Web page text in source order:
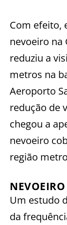
Com efeito,
nevoeiro na
reduziu a
metros na
Aeroporto
redução de
chegou a
nevoeiro
região
Um estudo
da